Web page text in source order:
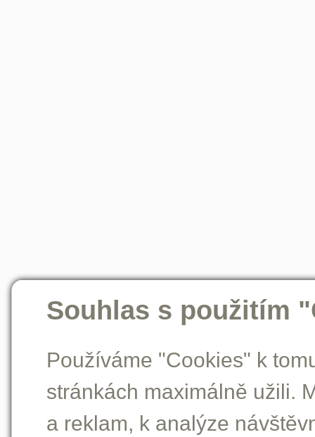
Souhlas s použitím
Používáme "Cookies" k
stránkách maximálně užili.
a reklam, k analýze